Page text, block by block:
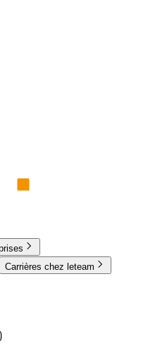
Carrières chez leteam